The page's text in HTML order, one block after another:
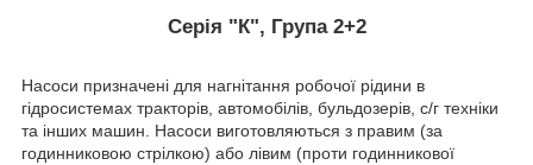
Серія "К", Група 2+2
Насоси призначені для нагнітання робочої рідини в
гідросистемах тракторів, автомобілів, бульдозерів, с/г техніки
та інших машин. Насоси виготовляються з правим (за
годинниковою стрілкою) або лівим (проти годинникової